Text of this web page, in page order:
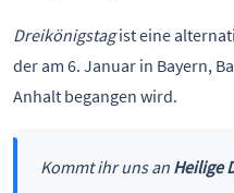
Dreikönigstagist eine
der am 6. Januar in Bayern,
Anhalt begangen wird.
Kommt ihr uns an Heilige